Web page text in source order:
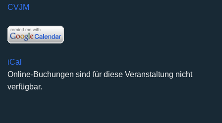
CVJM
iCal
Online-Buchungen sind für diese Veranstaltung nicht
verfügbar.